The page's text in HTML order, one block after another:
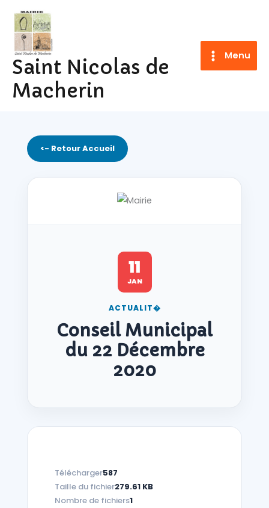
contenu
Saint Nicolas de
Macherin
Menu
<- Retour Accueil
11
JAN
ACTUALIT�
Conseil Municipal
du 22 Décembre
2020
Télécharger587
Taille du fichier279.61 KB
Nombre de fichiers1